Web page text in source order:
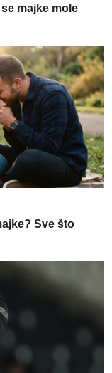
majke mole
Sve što